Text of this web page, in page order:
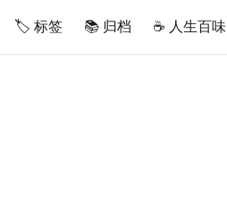
🏷️ 标签 📚 归档 ☕️ 人生百味